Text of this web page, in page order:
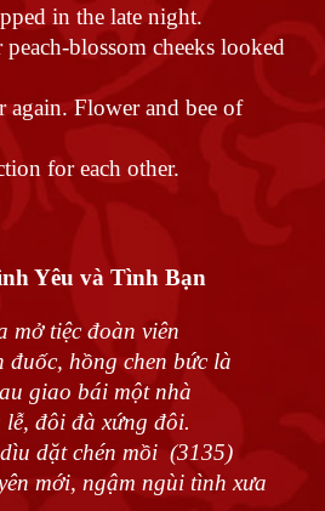
in the late night.
blossom cheeks looked
again. Flower and bee of
for each other.
Yêu và Tình Bạn
mở tiệc đoàn viên
đuốc, hồng chen bức là
giao bái một nhà
lễ, đôi đà xứng đôi.
dặt chén mồi (3135)
mới, ngậm ngùi tình xưa